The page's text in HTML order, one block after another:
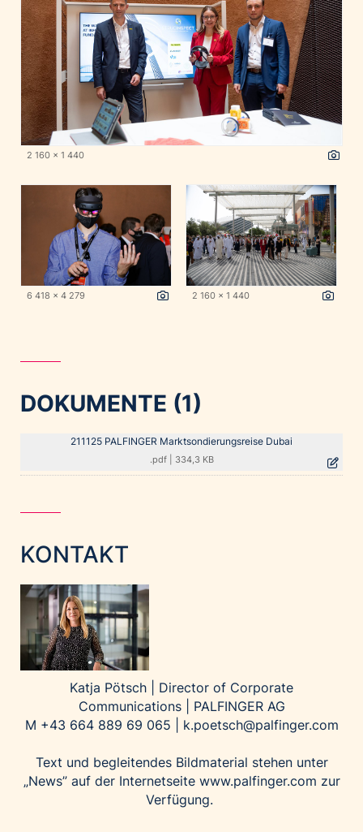
2 160 x 1 440
6 418 x 4 279 2 160 x 1 440
DOKUMENTE (1)
211125 PALFINGER Marktsondierungsreise Dubai
.pdf| 334,3 KB
KONTAKT
Katja Pötsch | Director of Corporate
Communications | PALFINGER AG
M +43 664 889 69 065 | k.poetsch@palfinger.com
Text und begleitendes Bildmaterial stehen unter
„News” auf der Internetseite www.palfinger.com zur
Verfügung.